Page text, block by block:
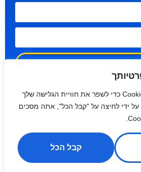
אנו משתמשים בקובצי Cookie כדי לשפר את חוויית הגלישה שלך
על ידי לחיצה על "קבל הכל", אתה מסכים
קבל הכל